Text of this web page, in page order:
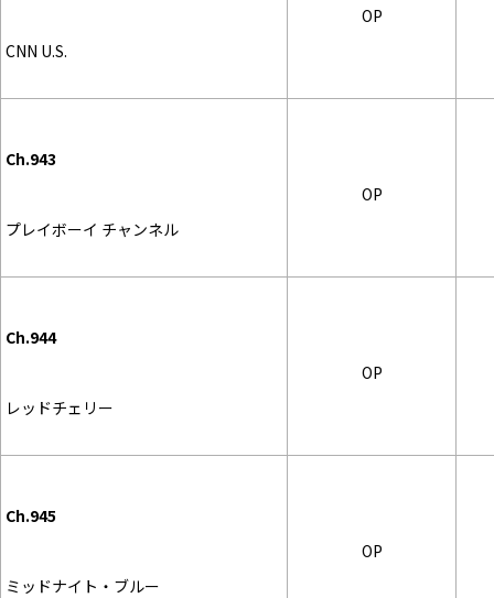
CNN U.S.
OP
Ch.943
プレイボーイ チャンネル
OP
Ch.944
レッドチェリー
OP
Ch.945
ミッドナイト・ブルー
OP